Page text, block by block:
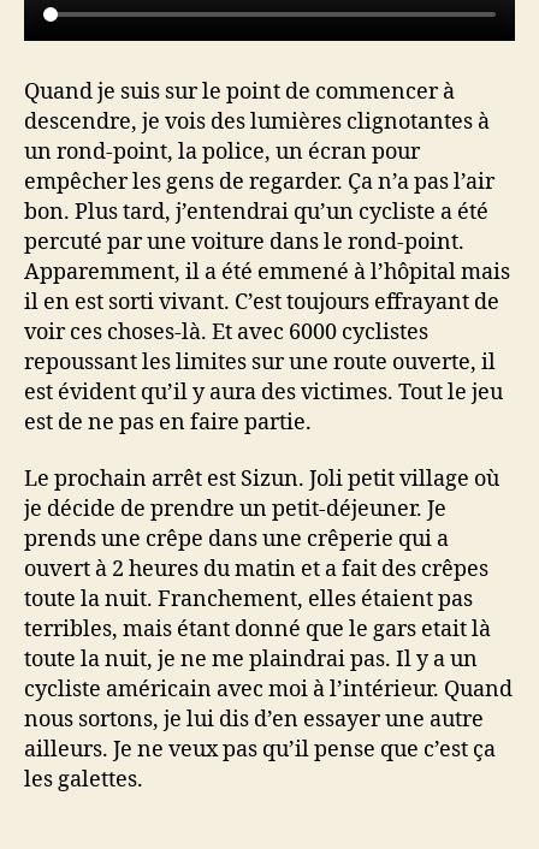
Quand je suis sur le point de commencer à
descendre, je vois des lumières clignotantes à
un rond-point, la police, un écran pour
empêcher les gens de regarder. Ça n’a pas l’air
bon. Plus tard, j’entendrai qu’un cycliste a été
percuté par une voiture dans le rond-point.
Apparemment, il a été emmené à l’hôpital mais
il en est sorti vivant. C’est toujours effrayant de
voir ces choses-là. Et avec 6000 cyclistes
repoussant les limites sur une route ouverte, il
est évident qu’il y aura des victimes. Tout le jeu
est de ne pas en faire partie.
Le prochain arrêt est Sizun. Joli petit village où
je décide de prendre un petit-déjeuner. Je
prends une crêpe dans une crêperie qui a
ouvert à 2 heures du matin et a fait des crêpes
toute la nuit. Franchement, elles étaient pas
terribles, mais étant donné que le gars etait là
toute la nuit, je ne me plaindrai pas. Il y a un
cycliste américain avec moi à l’intérieur. Quand
nous sortons, je lui dis d’en essayer une autre
ailleurs. Je ne veux pas qu’il pense que c’est ça
les galettes.